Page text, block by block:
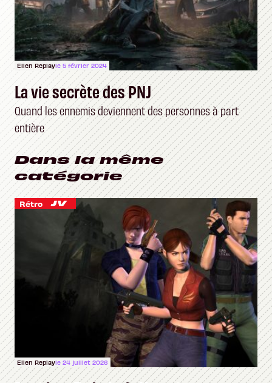
Ellen Replayle 5 février 2024
La vie secrète des PNJ
Quand les ennemis deviennent des personnes à part
entière
Dans la même
catégorie
Rétro
Ellen Replayle 24 juillet 2026